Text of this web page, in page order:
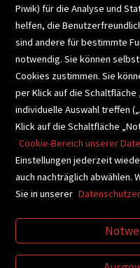
VIDEO-TIPPS
VERTRAG
Piwik) für die Analyse und
helfen, die
sind andere für bestimmte
notwendig. Sie können
Cookies zustimmen. Sie
per Klick auf die
individuelle Auswahl treffen
Klick auf die Schaltfläche
Cookie-Bereich unserer
Einstellungen jederzeit
auch nachträglich abwählen.
Sie in unserer